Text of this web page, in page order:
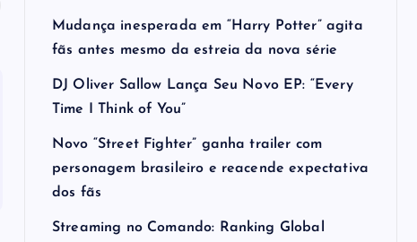
Mudança inesperada em “Harry Potter” agita
fãs antes mesmo da estreia da nova série
DJ Oliver Sallow Lança Seu Novo EP: “Every
Time I Think of You”
Novo “Street Fighter” ganha trailer com
personagem brasileiro e reacende expectativa
dos fãs
Streaming no Comando: Ranking Global